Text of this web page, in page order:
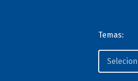
Temas: